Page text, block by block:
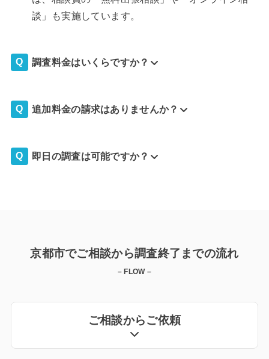
談」も実施しています。
調査料金はいくらですか？
追加料金の請求はありませんか？
即日の調査は可能ですか？
京都市でご相談から調査終了までの流れ
– FLOW –
ご相談からご依頼